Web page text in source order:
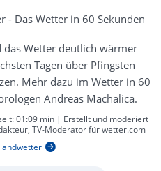
- Das Wetter in 60 Sekunden
Wetter deutlich wärmer
Tagen über Pfingsten
Mehr dazu im Wetter in 60
Andreas Machalica.
01:09 min | Erstellt und moderiert
TV-Moderator für wetter.com